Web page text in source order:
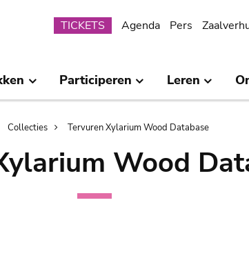
Submenu
TICKETS Agenda Pers
Participeren Leren
Collecties Tervuren Xylarium Wood Database
Wood